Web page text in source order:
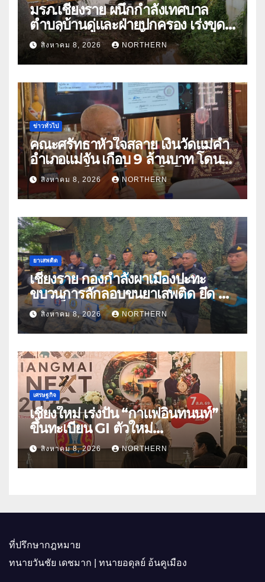
มรภ.เชียงราย ผนึกกำลังเทศบาล
ตำบลบ้านดู่และฝ่ายปกครอง เร่งขุด
ลอกสิ่งกีดขวางทางน้ำ ป้องกันและลด
ปัญหาน้ำท่วม
สิงหาคม 8, 2026 NORTHERN
ข่าวทั่วไป
คณะศรัทธาหัวใจสลาย เงินวัดแม่คำ
อำเภอแม่จัน เกือบ 9 ล้านบาท โดน
แก๊งคอลเซ็นเตอร์หลอกให้โอนข้าม
ปีกว่า 66 บัญชี
สิงหาคม 8, 2026 NORTHERN
ยาเสพติด
เชียงราย กองกำลังผาเมืองปะทะ
ขบวนการลักลอบขนยาเสพติด ยึด 2
ล้านเม็ด
สิงหาคม 8, 2026 NORTHERN
เศรษฐกิจ
เชียงใหม่ เร่งปั้น “กาแฟอินทนนท์”
ขึ้นทะเบียน GI ตัวใหม่
“CHIANGMAI GI NEXT 2026”
ติดอาวุธผู้ประกอบการ 100 ราย ดัน
สินค้าอัตลักษณ์สู่ตลาดพรีเมียม
สิงหาคม 8, 2026 NORTHERN
ที่ปรึกษากฎหมาย
ทนายวันชัย เดชมาก | ทนายอดุลย์ อ้นคูเมือง